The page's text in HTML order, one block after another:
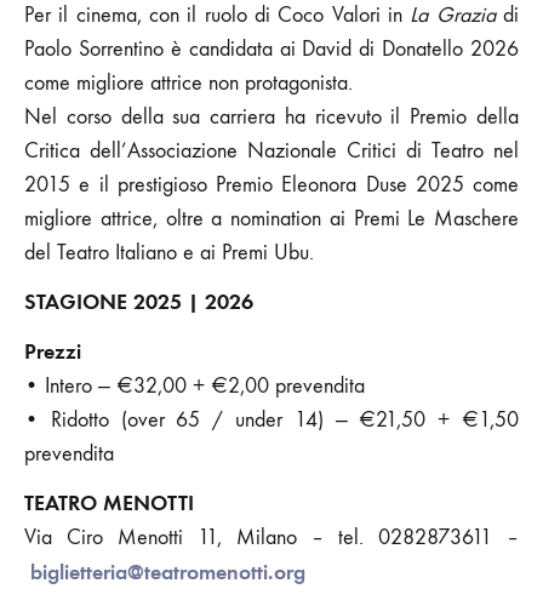
Per il cinema, con il ruolo di Coco Valori in La Graziadi
Paolo Sorrentino è candidata ai David di Donatello 2026
come migliore attrice non protagonista.
Nel corso della sua carriera ha ricevuto il Premio della
Critica dell’Associazione Nazionale Critici di Teatro nel
2015 e il prestigioso Premio Eleonora Duse 2025 come
migliore attrice, oltre a nomination ai Premi Le Maschere
del Teatro Italiano e ai Premi Ubu.
STAGIONE 2025 | 2026
Prezzi
• Intero — €32,00 + €2,00 prevendita
• Ridotto (over 65 / under 14) — €21,50 + €1,50
prevendita
TEATRO MENOTTI
Via Ciro Menotti 11, Milano – tel. 0282873611 –
biglietteria@teatromenotti.org